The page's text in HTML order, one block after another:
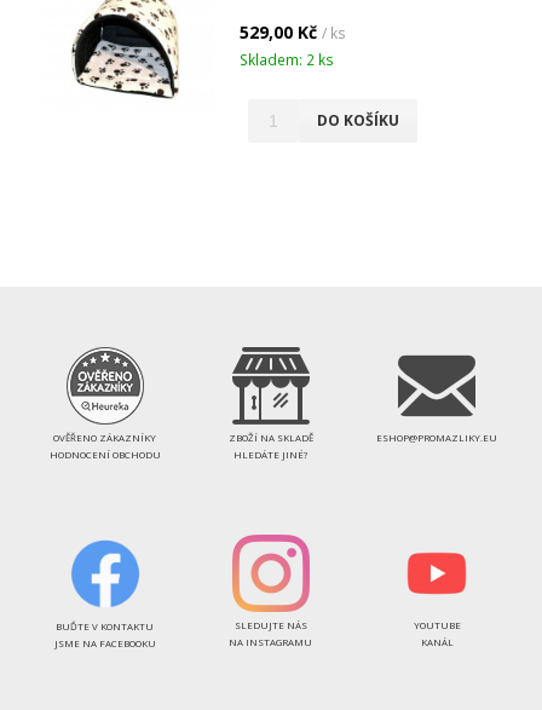
529,00 Kč / ks
Skladem: 2 ks
DO KOŠÍKU
OVĚŘENO ZÁKAZNÍKY
HODNOCENÍ OBCHODU
ZBOŽÍ NA SKLADĚ
HLEDÁTE JINÉ?
ESHOP@PROMAZLIKY.EU
BUĎTE V KONTAKTU
JSME NA FACEBOOKU
SLEDUJTE NÁS
NA INSTAGRAMU
YOUTUBE
KANÁL